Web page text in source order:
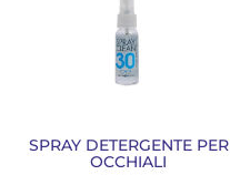
SPRAY DETERGENTE PER
OCCHIALI